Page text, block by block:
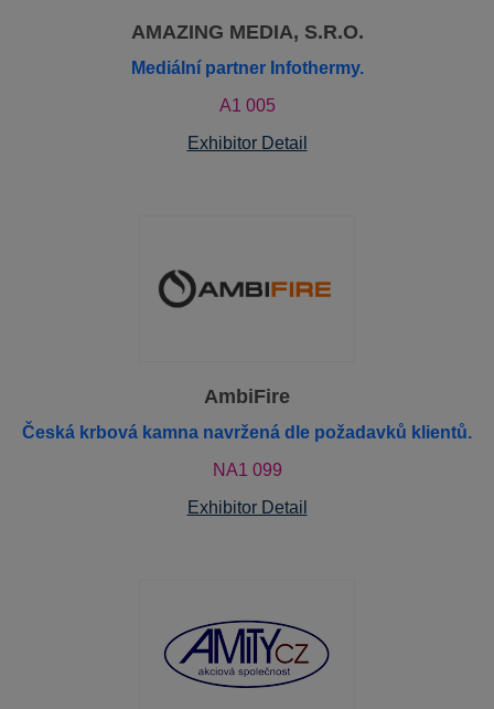
AMAZING MEDIA, S.R.O.
Mediální partner Infothermy.
A1 005
Exhibitor Detail
AmbiFire
Česká krbová kamna navržená dle požadavků klientů.
NA1 099
Exhibitor Detail